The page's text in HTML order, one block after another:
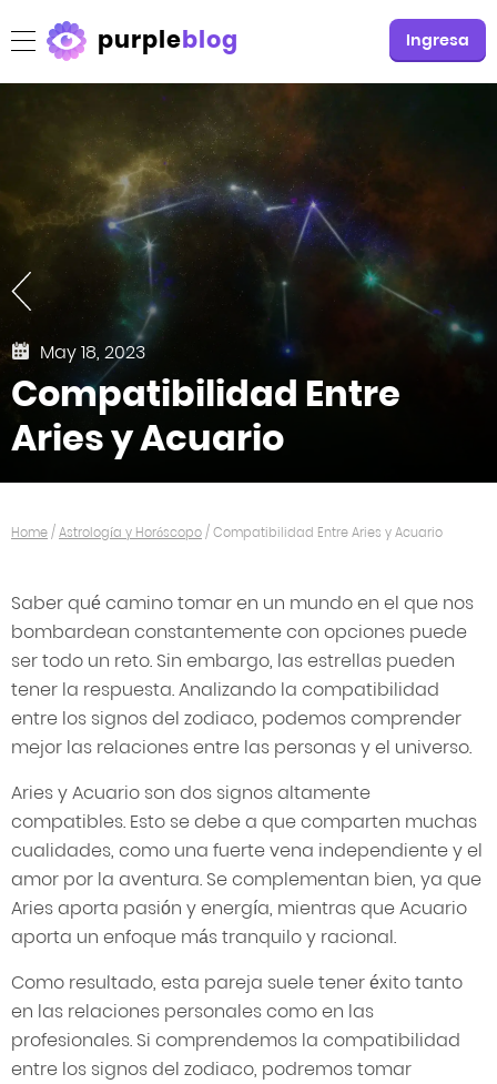
purpleblog Ingresa
May 18, 2023
Compatibilidad Entre
Aries y Acuario
Home/Astrología y Horóscopo/Compatibilidad Entre Aries y Acuario
Saber qué camino tomar en un mundo en el que nos
bombardean constantemente con opciones puede
ser todo un reto. Sin embargo, las estrellas pueden
tener la respuesta. Analizando la compatibilidad
entre los signos del zodiaco, podemos comprender
mejor las relaciones entre las personas y el universo.
Aries y Acuario son dos signos altamente
compatibles. Esto se debe a que comparten muchas
cualidades, como una fuerte vena independiente y el
amor por la aventura. Se complementan bien, ya que
Aries aporta pasión y energía, mientras que Acuario
aporta un enfoque más tranquilo y racional.
Como resultado, esta pareja suele tener éxito tanto
en las relaciones personales como en las
profesionales. Si comprendemos la compatibilidad
entre los signos del zodiaco, podremos tomar